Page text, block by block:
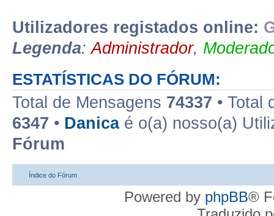
Utilizadores registados online:
Legenda:Administrador,
ESTATÍSTICAS DO FÓRUM:
Total de Mensagens 74337 • Total
6347 • Danicaé o(a) nosso(a)
Fórum
Índice do Fórum
Powered by phpBB®